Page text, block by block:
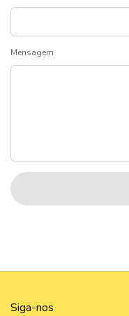
Mensagem
Siga-nos